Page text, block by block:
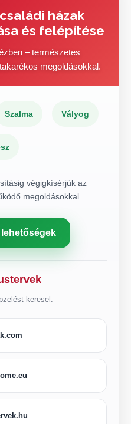
házak
és felépítése
– természetes
megoldásokkal.
Szalma Vályog
végigkísérjük az
megoldásokkal.
lehetőségek
keresel: